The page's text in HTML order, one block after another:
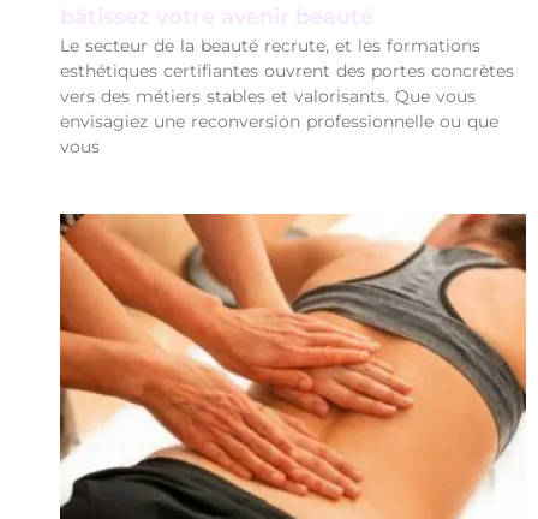
bâtissez votre avenir beauté
Le secteur de la beauté recrute, et les formations
esthétiques certifiantes ouvrent des portes concrètes
vers des métiers stables et valorisants. Que vous
envisagiez une reconversion professionnelle ou que
vous